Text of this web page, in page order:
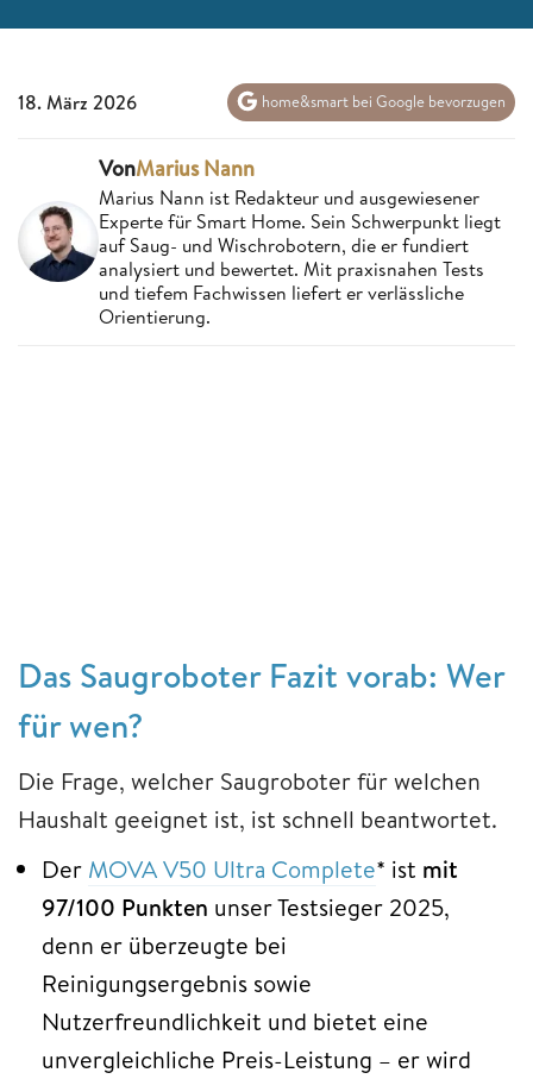
18. März 2026 home&smart bei Google bevorzugen
VonMarius Nann
Marius Nann ist Redakteur und ausgewiesener
Experte für Smart Home. Sein Schwerpunkt liegt
auf Saug- und Wischrobotern, die er fundiert
analysiert und bewertet. Mit praxisnahen Tests
und tiefem Fachwissen liefert er verlässliche
Orientierung.
Das Saugroboter Fazit vorab: Wer
für wen?
Die Frage, welcher Saugroboter für welchen
Haushalt geeignet ist, ist schnell beantwortet.
Der MOVA V50 Ultra Complete* ist mit
97/100 Punkten unser Testsieger 2025,
denn er überzeugte bei
Reinigungsergebnis sowie
Nutzerfreundlichkeit und bietet eine
unvergleichliche Preis-Leistung – er wird